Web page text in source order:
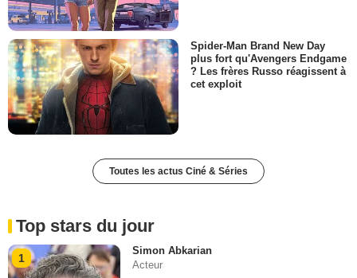
Spider-Man Brand New Day
plus fort qu'Avengers Endgame
? Les frères Russo réagissent à
cet exploit
Toutes les actus Ciné & Séries
Top stars du jour
1
Simon Abkarian
Acteur